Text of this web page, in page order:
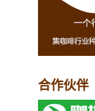
合作伙伴